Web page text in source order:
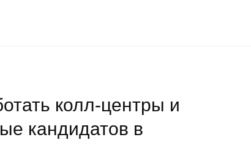
колл-центры и
кандидатов в